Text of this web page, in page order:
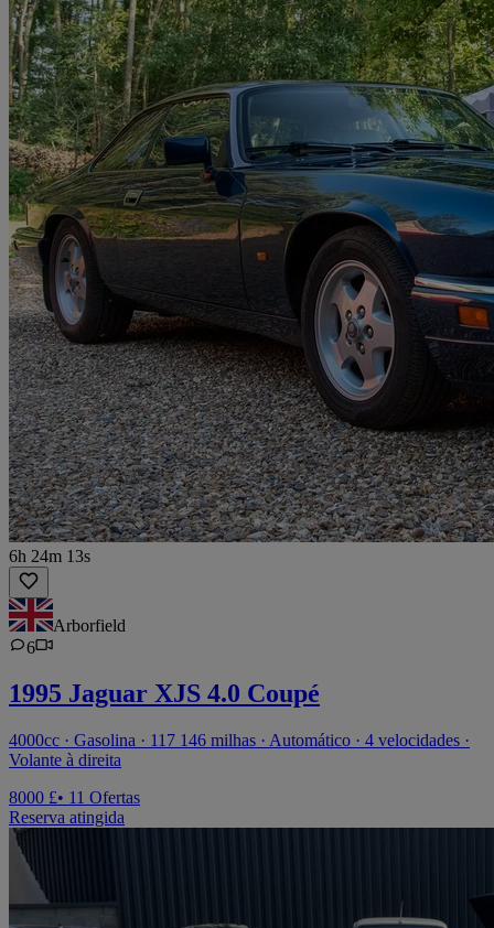
6h 24m 13s
Arborfield
6
1995 Jaguar XJS 4.0 Coupé
4000cc · Gasolina · 117 146 milhas · Automático · 4 velocidades ·
Volante à direita
8000 £• 11 Ofertas
Reserva atingida